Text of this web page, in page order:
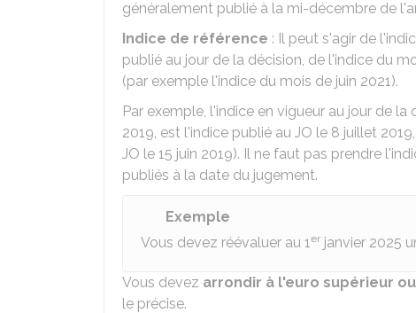
généralement publié à la mi-décembre de
Indice de référence : Il peut s'agir de
publié au jour de la décision, de l'indice du
(par exemple l'indice du mois de juin 2021).
Par exemple, l'indice en vigueur au jour de
2019, est l'indice publié au JO le 8 juillet
JO le 15 juin 2019). Il ne faut pas prendre
publiés à la date du jugement.
Exemple
Vous devez réévaluer au 1er janvier 2025
Vous devez arrondir à l'euro supérieur
le précise.